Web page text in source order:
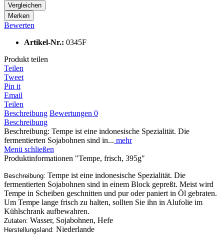
Vergleichen
Merken
Bewerten
Artikel-Nr.: 0345F
Produkt teilen
Teilen
Tweet
Pin it
Email
Teilen
Beschreibung Bewertungen 0
Beschreibung
Beschreibung: Tempe ist eine indonesische Spezialität. Die
fermentierten Sojabohnen sind in... mehr
Menü schließen
Produktinformationen "Tempe, frisch, 395g"
Beschreibung: Tempe ist eine indonesische Spezialität. Die
fermentierten Sojabohnen sind in einem Block gepreßt. Meist wird
Tempe in Scheiben geschnitten und pur oder paniert in Öl gebraten.
Um Tempe lange frisch zu halten, sollten Sie ihn in Alufolie im
Kühlschrank aufbewahren.
Zutaten: Wasser, Sojabohnen, Hefe
Herstellungsland: Niederlande